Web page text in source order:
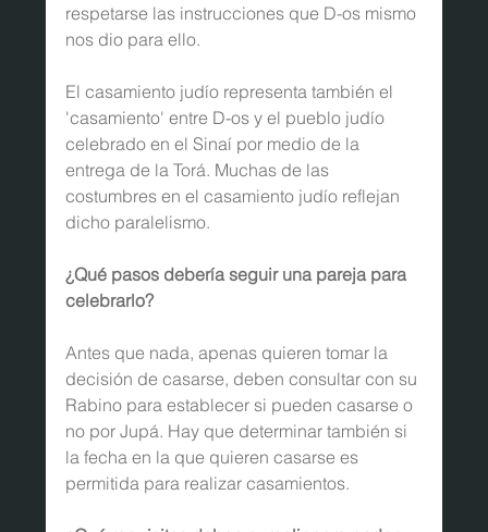
respetarse las instrucciones que D-os mismo
nos dio para ello.
El casamiento judío representa también el
'casamiento' entre D-os y el pueblo judío
celebrado en el Sinaí por medio de la
entrega de la Torá. Muchas de las
costumbres en el casamiento judío reflejan
dicho paralelismo.
¿Qué pasos debería seguir una pareja para
celebrarlo?
Antes que nada, apenas quieren tomar la
decisión de casarse, deben consultar con su
Rabino para establecer si pueden casarse o
no por Jupá. Hay que determinar también si
la fecha en la que quieren casarse es
permitida para realizar casamientos.